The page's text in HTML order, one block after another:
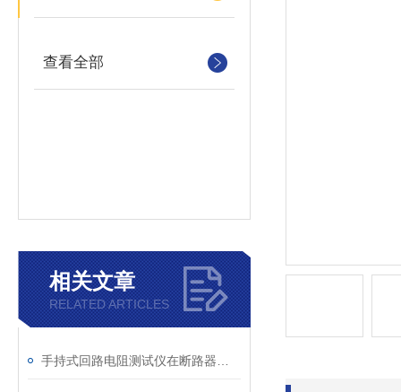
查看全部
相关文章
RELATED ARTICLES